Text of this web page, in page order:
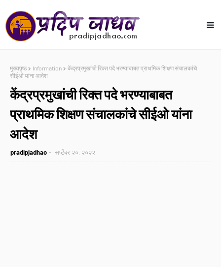
मुख्यपृष्ठ Information
केंद्रप्रमुखांची रिक्त पदे भरण्याबाबत प्राथमिक शिक्षण संचालकांचे
सीईओ यांना आदेश
केंद्रप्रमुखांची रिक्त पदे भरण्याबाबत
प्राथमिक शिक्षण संचालकांचे सीईओ यांना
आदेश
pradipjadhao सप्टेंबर २०, २०२२